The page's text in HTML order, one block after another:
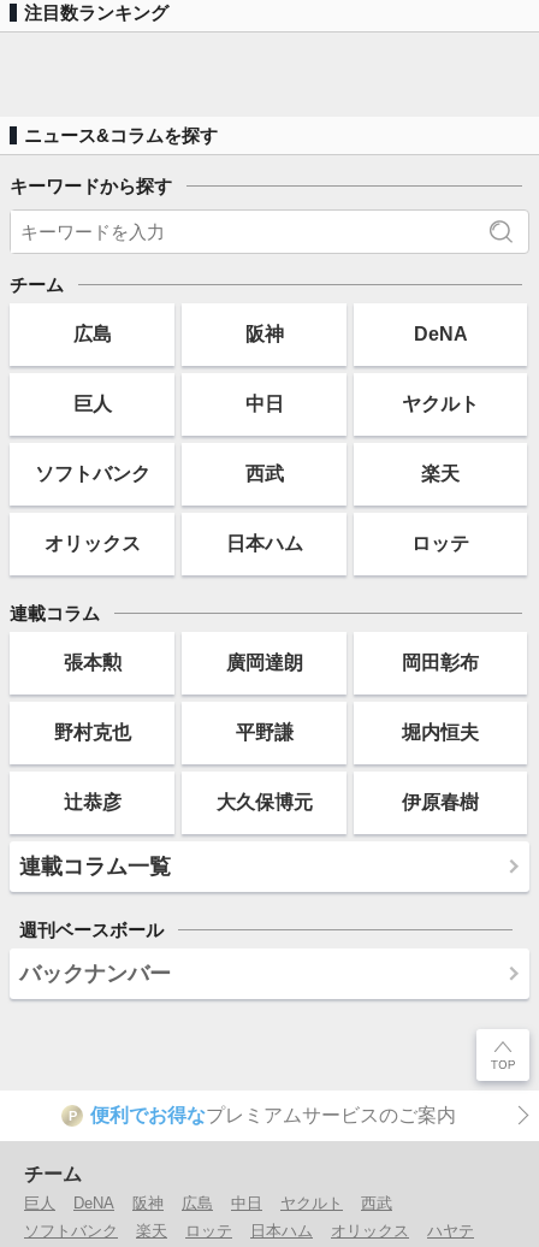
注目数ランキング
ニュース&コラムを探す
キーワードから探す
チーム
広島 阪神 DeNA
巨人 中日 ヤクルト
ソフトバンク 西武 楽天
オリックス 日本ハム ロッテ
連載コラム
張本勲 廣岡達朗 岡田彰布
野村克也 平野謙 堀内恒夫
辻恭彦 大久保博元 伊原春樹
連載コラム一覧
週刊ベースボール
バックナンバー
P 便利でお得なプレミアムサービスのご案内
チーム
巨人 DeNA 阪神 広島 中日 ヤクルト
西武
ソフトバンク
楽天 ロッテ 日本ハム オリックス ハヤテ